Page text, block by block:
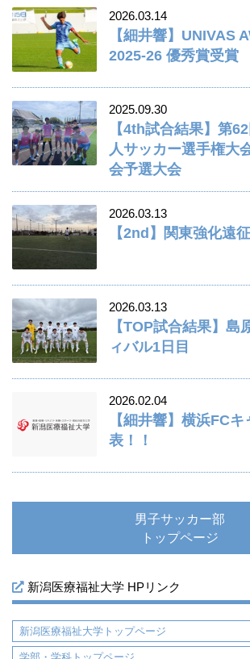
2026.03.14
【細井響】UNIVAS
2025-26 優秀賞受賞
2025.09.30
【4th試合結果】第
人サッカー選手権大
会予選大会
2026.03.13
【2nd】関東強化遠征
2026.03.13
【TOP試合結果】島
ィバル1日目
2026.02.04
【細井響】横浜FC
表！！
男子サッカー部
トップページ
新潟医療福祉大学 HPリンク
新潟医療福祉大学トップページ